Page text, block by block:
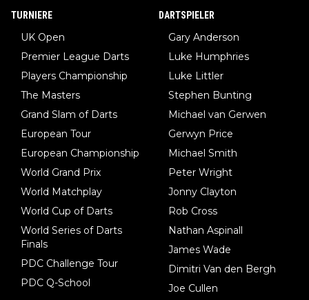
TURNIERE
UK Open
Premier League Darts
Players Championship
The Masters
Grand Slam of Darts
European Tour
European Championship
World Grand Prix
World Matchplay
World Cup of Darts
World Series of Darts
Finals
PDC Challenge Tour
PDC Q-School
DARTSPIELER
Gary Anderson
Luke Humphries
Luke Littler
Stephen Bunting
Michael van Gerwen
Gerwyn Price
Michael Smith
Peter Wright
Jonny Clayton
Rob Cross
Nathan Aspinall
James Wade
Dimitri Van den Bergh
Joe Cullen